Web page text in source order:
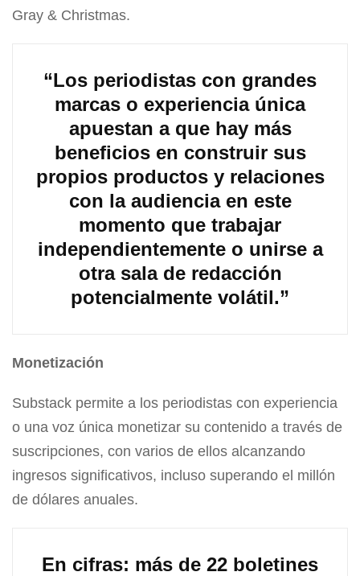
Gray & Christmas.
“Los periodistas con grandes
marcas o experiencia única
apuestan a que hay más
beneficios en construir sus
propios productos y relaciones
con la audiencia en este
momento que trabajar
independientemente o unirse a
otra sala de redacción
potencialmente volátil.”
Monetización
Substack permite a los periodistas con experiencia
o una voz única monetizar su contenido a través de
suscripciones, con varios de ellos alcanzando
ingresos significativos, incluso superando el millón
de dólares anuales.
En cifras: más de 22 boletines